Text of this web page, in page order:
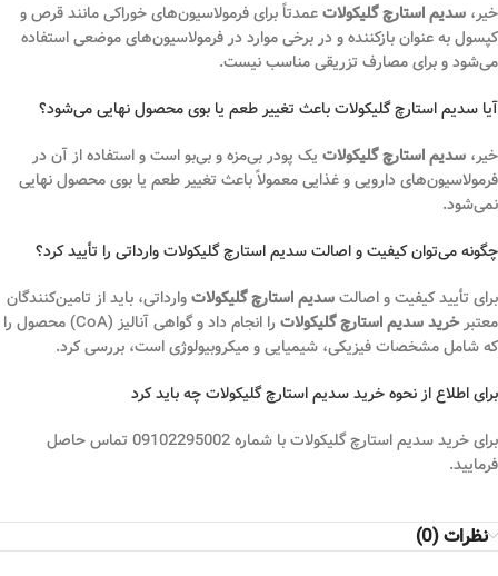
خیر، سدیم استارچ گلیکولاتعمدتاً برای فرمولاسیون‌های خوراکی مانند قرص و
کپسول به عنوان بازکننده و در برخی موارد در فرمولاسیون‌های موضعی استفاده
می‌شود و برای مصارف تزریقی مناسب نیست.
آیا سدیم استارچ گلیکولات باعث تغییر طعم یا بوی محصول نهایی می‌شود؟
خیر، سدیم استارچ گلیکولات یک پودر بی‌مزه و بی‌بو است و استفاده از آن در
فرمولاسیون‌های دارویی و غذایی معمولاً باعث تغییر طعم یا بوی محصول نهایی
نمی‌شود.
چگونه می‌توان کیفیت و اصالت سدیم استارچ گلیکولات وارداتی را تأیید کرد؟
برای تأیید کیفیت و اصالتسدیم استارچ گلیکولاتوارداتی، باید از تامین‌کنندگان
معتبرخرید سدیم استارچ گلیکولات
را انجام داد و گواهی آنالیز (CoA) محصول را
که شامل مشخصات فیزیکی، شیمیایی و میکروبیولوژی است، بررسی کرد.
برای اطلاع از نحوه خرید سدیم استارچ گلیکولات چه باید کرد
برای خرید سدیم استارچ گلیکولات با شماره 09102295002 تماس حاصل
فرمایید.
نظرات (0)